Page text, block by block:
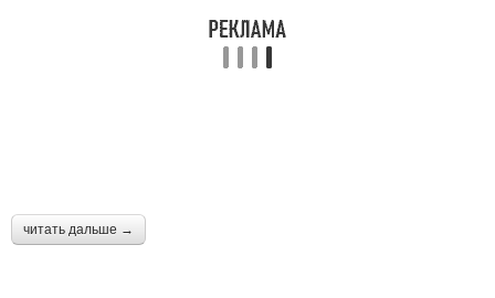
читать дальше →